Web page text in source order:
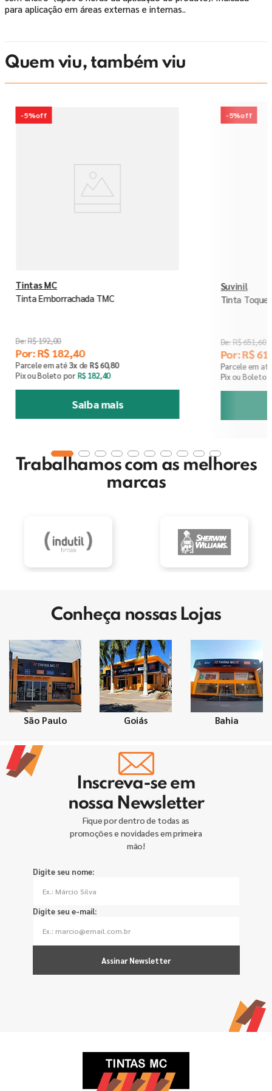
para aplicação em áreas externas e internas..
Quem viu, também viu
-5%off
Tintas MC
Tinta Emborrachada TMC
R$192,00
Por:R$182,40
Parcele em até3x de R$60,80
Pix ou Boleto porR$ 182,40
Saiba mais
-5%off
Suvinil
Tinta Toque
R$651,60
Por:R$
Parcele em
Pix ou Boleto
Trabalhamos com as melhores
marcas
Conheça nossas Lojas
São Paulo Goiás Bahia
Inscreva-se em
nossa Newsletter
Fique por dentro de todas as
promoções e novidades em primeira
mão!
Digite seu nome:
Digite seu e-mail:
Assinar Newsletter